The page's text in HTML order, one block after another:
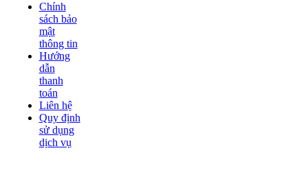
Chính
sách bảo
mật
thông tin
Hướng
dẫn
thanh
toán
Liên hệ
Quy định
sử dụng
dịch vụ